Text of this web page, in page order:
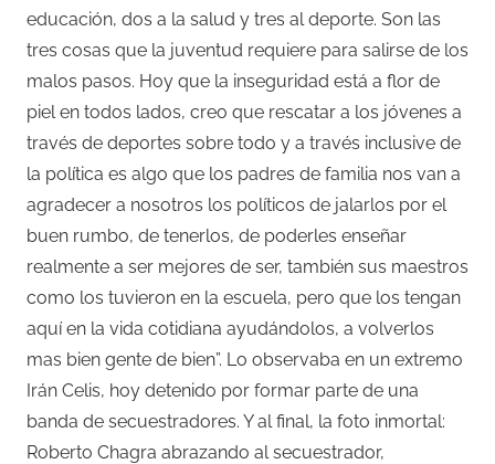
educación, dos a la salud y tres al deporte. Son las
tres cosas que la juventud requiere para salirse de los
malos pasos. Hoy que la inseguridad está a flor de
piel en todos lados, creo que rescatar a los jóvenes a
través de deportes sobre todo y a través inclusive de
la política es algo que los padres de familia nos van a
agradecer a nosotros los políticos de jalarlos por el
buen rumbo, de tenerlos, de poderles enseñar
realmente a ser mejores de ser, también sus maestros
como los tuvieron en la escuela, pero que los tengan
aquí en la vida cotidiana ayudándolos, a volverlos
mas bien gente de bien”. Lo observaba en un extremo
Irán Celis, hoy detenido por formar parte de una
banda de secuestradores. Y al final, la foto inmortal:
Roberto Chagra abrazando al secuestrador,